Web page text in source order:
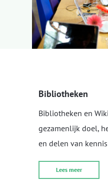
Bibliotheken
Bibliotheken en
gezamenlijk doel,
en delen van
Lees meer